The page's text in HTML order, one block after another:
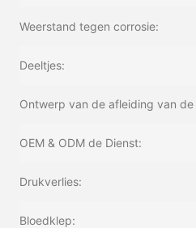
Weerstand tegen corrosie:
Deeltjes:
Ontwerp van de afleiding van
OEM & ODM de Dienst:
Drukverlies:
Bloedklep: